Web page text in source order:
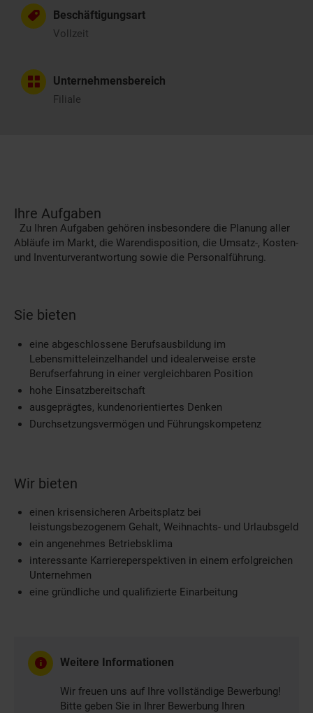
Beschäftigungsart
Vollzeit
Unternehmensbereich
Filiale
Ihre Aufgaben
Zu Ihren Aufgaben gehören insbesondere die Planung aller
Abläufe im Markt, die Warendisposition, die Umsatz-, Kosten-
und Inventurverantwortung sowie die Personalführung.
Sie bieten
eine abgeschlossene Berufsausbildung im
Lebensmitteleinzelhandel und idealerweise erste
Berufserfahrung in einer vergleichbaren Position
hohe Einsatzbereitschaft
ausgeprägtes, kundenorientiertes Denken
Durchsetzungsvermögen und Führungskompetenz
Wir bieten
einen krisensicheren Arbeitsplatz bei
leistungsbezogenem Gehalt, Weihnachts- und Urlaubsgeld
ein angenehmes Betriebsklima
interessante Karriereperspektiven in einem erfolgreichen
Unternehmen
eine gründliche und qualifizierte Einarbeitung
Weitere Informationen
Wir freuen uns auf Ihre vollständige Bewerbung!
Bitte geben Sie in Ihrer Bewerbung Ihren